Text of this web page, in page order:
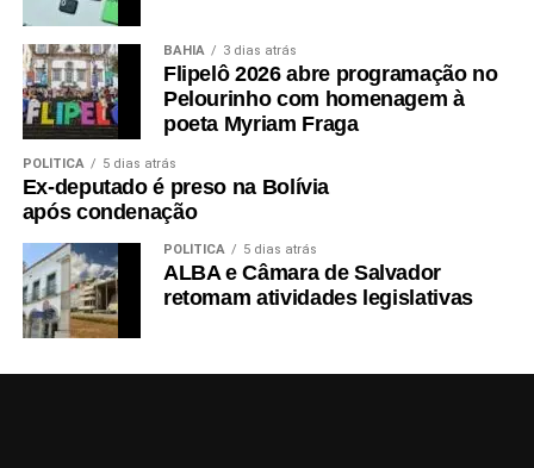
BAHIA 3 dias atrás
Flipelô 2026 abre programação no
Pelourinho com homenagem à
poeta Myriam Fraga
POLÍTICA 5 dias atrás
Ex-deputado é preso na Bolívia
após condenação
POLÍTICA 5 dias atrás
ALBA e Câmara de Salvador
retomam atividades legislativas